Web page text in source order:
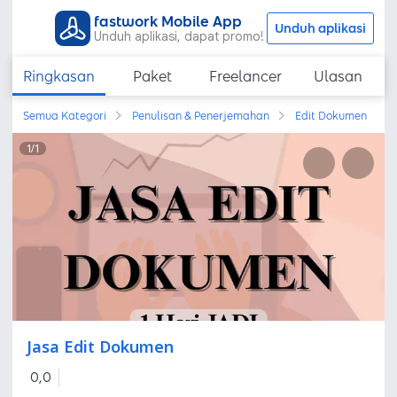
fastwork Mobile App
Unduh aplikasi, dapat promo! Unduh aplikasi
Ringkasan Paket Freelancer Ulasan
Semua Kategori Penulisan & Penerjemahan Edit Dokumen
1/1
Jasa Edit Dokumen
0,0